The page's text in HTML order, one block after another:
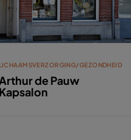
LICHAAMSVERZORGING/GEZONDHEID
de Pauw
Kapsalon